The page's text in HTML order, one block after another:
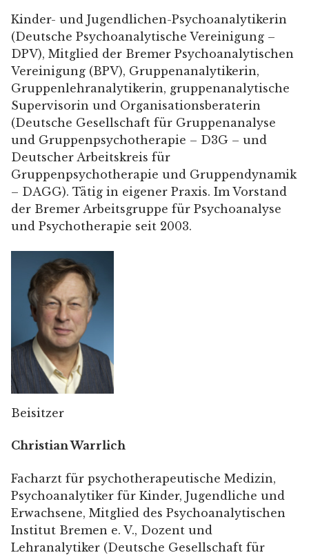
Kinder- und Jugendlichen-Psychoanalytikerin
(Deutsche Psychoanalytische Vereinigung –
DPV), Mitglied der Bremer Psychoanalytischen
Vereinigung (BPV), Gruppenanalytikerin,
Gruppenlehranalytikerin, gruppenanalytische
Supervisorin und Organisationsberaterin
(Deutsche Gesellschaft für Gruppenanalyse
und Gruppenpsychotherapie – D3G – und
Deutscher Arbeitskreis für
Gruppenpsychotherapie und Gruppendynamik
– DAGG). Tätig in eigener Praxis. Im Vorstand
der Bremer Arbeitsgruppe für Psychoanalyse
und Psychotherapie seit 2003.
Beisitzer
Christian Warrlich
Facharzt für psychotherapeutische Medizin,
Psychoanalytiker für Kinder, Jugendliche und
Erwachsene, Mitglied des Psychoanalytischen
Institut Bremen e. V., Dozent und
Lehranalytiker (Deutsche Gesellschaft für